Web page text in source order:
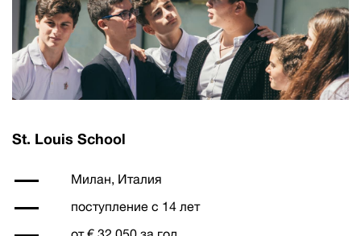
St. Louis School
Милан, Италия
поступление с 14 лет